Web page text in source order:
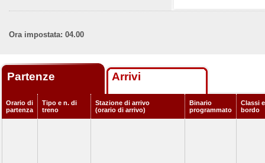
Ora impostata: 04.00
Partenze Arrivi
Orario di
partenza
Tipo e n. di
treno
Stazione di arrivo
(orario di arrivo)
Binario
programmato
Classi
bordo